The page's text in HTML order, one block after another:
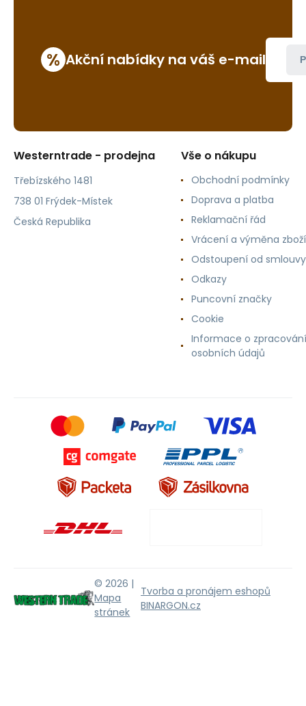
% Akční nabídky na váš e-mail
Westerntrade - prodejna
Třebízského 1481
738 01 Frýdek-Místek
Česká Republika
Vše o nákupu
Obchodní podmínky
Doprava a platba
Reklamační řád
Vrácení a výměna zboží
Odstoupení od smlouvy
Odkazy
Puncovní značky
Cookie
Informace o zpracování
osobních údajů
© 2026 |
Mapa
stránek
Tvorba a pronájem eshopů
BINARGON.cz